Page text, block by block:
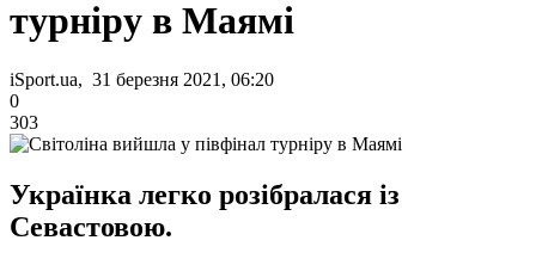
турніру в Маямі
iSport.ua, 31 березня 2021, 06:20
0
303
Українка легко розібралася із
Севастовою.